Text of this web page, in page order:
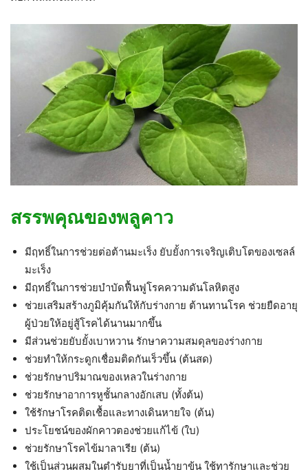
สรรพคุณของพลูคาว
มีฤทธิ์ในการช่วยต่อต้านมะเร็ง ยับยั้งการเจริญเติบโตของเซลล์
มะเร็ง
มีฤทธิ์ในการช่วยบำบัดฟื้นฟูโรคความดันโลหิตสูง
ช่วยเสริมสร้างภูมิคุ้มกันให้กับร่างกาย ต้านทานโรค ช่วยยืดอายุ
ผู้ป่วยให้อยู่สู้โรคได้นานมากขึ้น
มีส่วนช่วยยับยั้งเบาหวาน รักษาความสมดุลของร่างกาย
ช่วยทำให้กระดูกเชื่อมติดกันเร็วขึ้น (ต้นสด)
ช่วยรักษาปริมาณของเหลวในร่างกาย
ช่วยรักษาอาการหูชั้นกลางอักเสบ (ทั้งต้น)
ใช้รักษาโรคติดเชื้อและทางเดินหายใจ (ต้น)
ประโยชน์ของผักคาวตองช่วยแก้ไข้ (ใบ)
ช่วยรักษาโรคไข้มาลาเรีย (ต้น)
ใช้เป็นส่วนผสมในตำรับยาที่เป็นน้ำยาข้น ใช้ทารักษาและช่วย